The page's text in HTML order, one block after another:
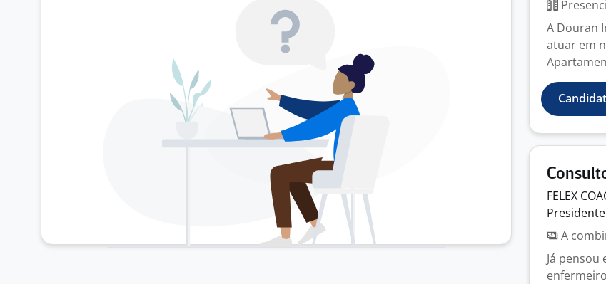
A Douran
atuar em
FELEX
A
Já pensou